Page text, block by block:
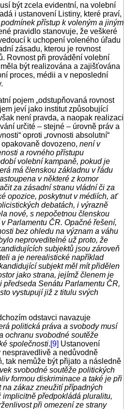
být zcela evidentní, na volební
i ustanovení Listiny, které praví,
přístup k voleným a jiným
pravidlo stanovuje, že veškeré
k uchopení voleného úřadu
zásadu, kterou je rovnost
Rovnost při provádění volební
být realizována a zajišťována
proces, médii a v neposlední
pojem „odstupňovaná rovnost
jeví jako institut způsobující
není pravda, a naopak realizaci
určité – stejné – úrovně práv a
oproti „rovnosti absolutní“
dovozeno, není v
a rovného přístupu
volební kampaně, pokud je
má členskou základnu v řádu
v některé z komor
za zásadní stranu vládní či za
opozice, poskytnut v médiích, ať
debatách, i výrazně
nové, s nepočetnou členskou
Parlamentu ČR. Opačné řešení,
bez ohledu na význam a váhu
neproveditelné už proto, že
subjektů jsou zároveň
a je nerealistické například
subjekt měl mít přidělen
jako strana, jejímž členem je
Senátu Parlamentu ČR,
vystupují již z titulu svých
odstavci navazuje
politická práva a svobody musí
ochranu svobodné soutěže
společnosti.[9] Ustanovení
a nedůvodně
tak nemůže být přijato a následně
svobodné soutěže politických
formou diskriminace a také je při
zákaz zneužití případných
předpokládá pluralitu,
při omezení ze strany